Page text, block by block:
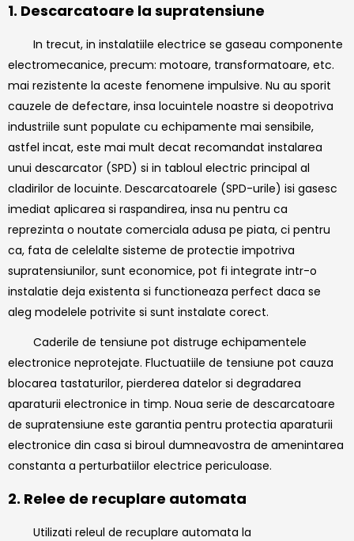
1. Descarcatoare la supratensiune
In trecut, in instalatiile electrice se gaseau componente
electromecanice, precum: motoare, transformatoare, etc.
mai rezistente la aceste fenomene impulsive. Nu au sporit
cauzele de defectare, insa locuintele noastre si deopotriva
industriile sunt populate cu echipamente mai sensibile,
astfel incat, este mai mult decat recomandat instalarea
unui descarcator (SPD) si in tabloul electric principal al
cladirilor de locuinte. Descarcatoarele (SPD-urile) isi gasesc
imediat aplicarea si raspandirea, insa nu pentru ca
reprezinta o noutate comerciala adusa pe piata, ci pentru
ca, fata de celelalte sisteme de protectie impotriva
supratensiunilor, sunt economice, pot fi integrate intr-o
instalatie deja existenta si functioneaza perfect daca se
aleg modelele potrivite si sunt instalate corect.
Caderile de tensiune pot distruge echipamentele
electronice neprotejate. Fluctuatiile de tensiune pot cauza
blocarea tastaturilor, pierderea datelor si degradarea
aparaturii electronice in timp. Noua serie de descarcatoare
de supratensiune este garantia pentru protectia aparaturii
electronice din casa si biroul dumneavostra de amenintarea
constanta a perturbatiilor electrice periculoase.
2. Relee de recuplare automata
Utilizati releul de recuplare automata la